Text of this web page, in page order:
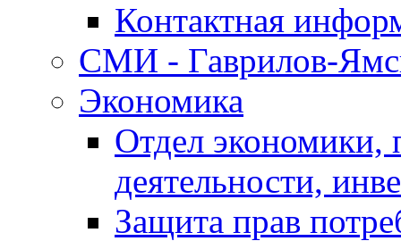
Контактная
СМИ - Гаврилов-
Экономика
Отдел экономики,
деятельности,
Защита прав